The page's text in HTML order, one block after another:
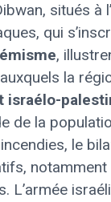
situés à
qui
,
la
israélo-
de la
le
L’armée